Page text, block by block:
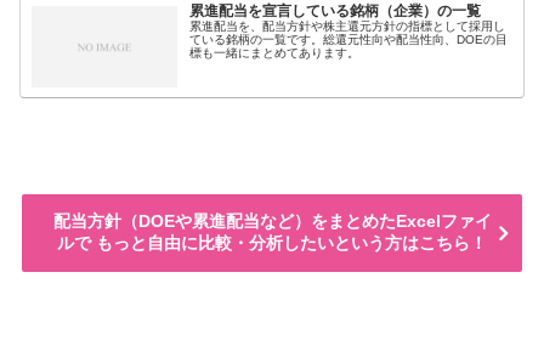
累進配当を宣言している銘柄（企業）の一覧
累進配当を、配当方針や株主還元方針の指標として採用し
ている銘柄の一覧です。総還元性向や配当性向、DOEの目
標も一緒にまとめてあります。
配当方針（DOEや累進配当など）をまとめたExcelファイ
ルで もっと自由に比較・分析したいという方はこちら！